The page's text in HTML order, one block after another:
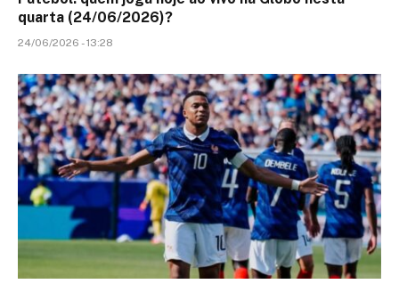
quarta (24/06/2026)?
24/06/2026 - 13:28